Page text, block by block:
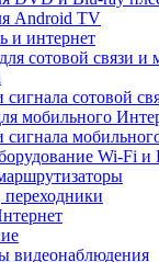
Android TV
и интернет
сотовой связи и
сигнала сотовой
мобильного
сигнала
Wi-Fi и
переходники
видеонаблюдения